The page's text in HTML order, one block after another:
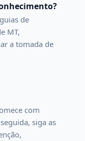
de
MT,
a tomada de
com
siga as